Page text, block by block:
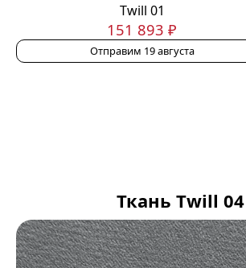
Twill 01
151 893 ₽
Отправим 19 августа
Ткань Twill 04